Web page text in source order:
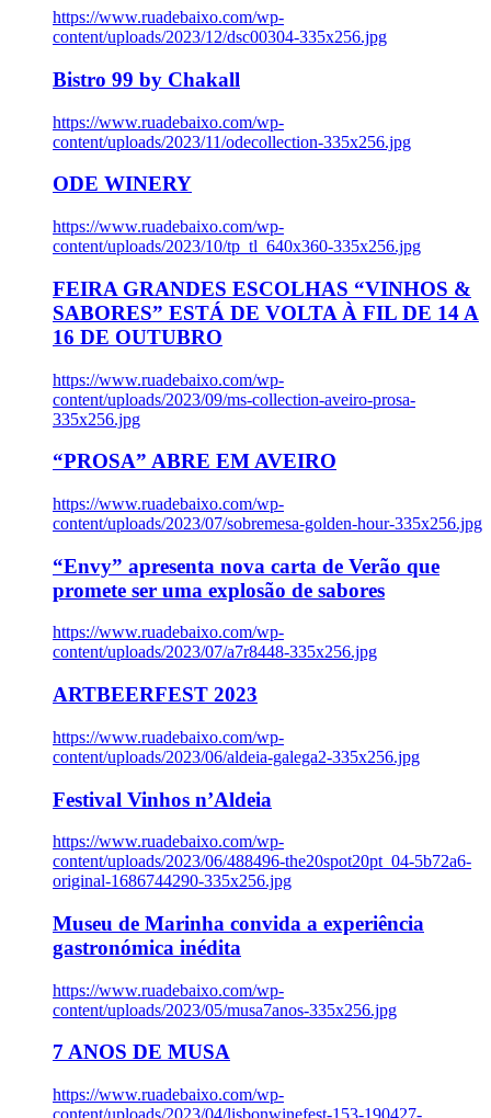
https://www.ruadebaixo.com/wp-
content/uploads/2023/12/dsc00304-335x256.jpg
Bistro 99 by Chakall
https://www.ruadebaixo.com/wp-
content/uploads/2023/11/odecollection-335x256.jpg
ODE WINERY
https://www.ruadebaixo.com/wp-
content/uploads/2023/10/tp_tl_640x360-335x256.jpg
FEIRA GRANDES ESCOLHAS “VINHOS &
SABORES” ESTÁ DE VOLTA À FIL DE 14 A
16 DE OUTUBRO
https://www.ruadebaixo.com/wp-
content/uploads/2023/09/ms-collection-aveiro-prosa-
335x256.jpg
“PROSA” ABRE EM AVEIRO
https://www.ruadebaixo.com/wp-
content/uploads/2023/07/sobremesa-golden-hour-335x256.jpg
“Envy” apresenta nova carta de Verão que
promete ser uma explosão de sabores
https://www.ruadebaixo.com/wp-
content/uploads/2023/07/a7r8448-335x256.jpg
ARTBEERFEST 2023
https://www.ruadebaixo.com/wp-
content/uploads/2023/06/aldeia-galega2-335x256.jpg
Festival Vinhos n’Aldeia
https://www.ruadebaixo.com/wp-
content/uploads/2023/06/488496-the20spot20pt_04-5b72a6-
original-1686744290-335x256.jpg
Museu de Marinha convida a experiência
gastronómica inédita
https://www.ruadebaixo.com/wp-
content/uploads/2023/05/musa7anos-335x256.jpg
7 ANOS DE MUSA
https://www.ruadebaixo.com/wp-